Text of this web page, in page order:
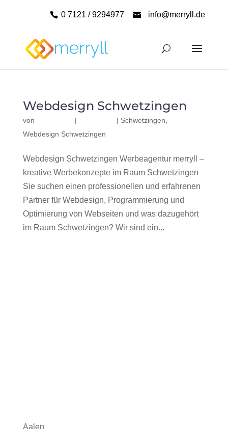
0 7121 / 9294977 info@merryll.de
Webdesign Schwetzingen
von | | Schwetzingen
Webdesign Schwetzingen
Webdesign Schwetzingen Werbeagentur merryll –
kreative Werbekonzepte im Raum Schwetzingen
Sie suchen einen professionellen und erfahrenen
Partner für Webdesign, Programmierung und
Optimierung von Webseiten und was dazugehört
im Raum Schwetzingen? Wir sind ein...
Aalen